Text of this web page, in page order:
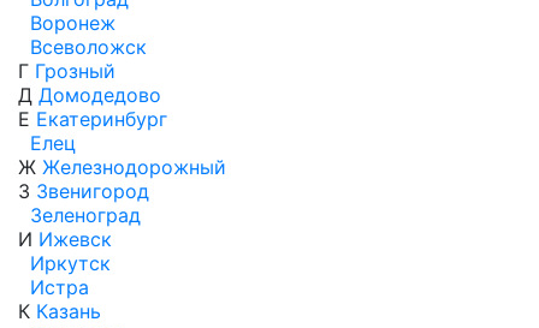
Воронеж
Всеволожск
Г Грозный
Д Домодедово
Е Екатеринбург
Елец
Ж Железнодорожный
З Звенигород
Зеленоград
И Ижевск
Иркутск
Истра
К Казань